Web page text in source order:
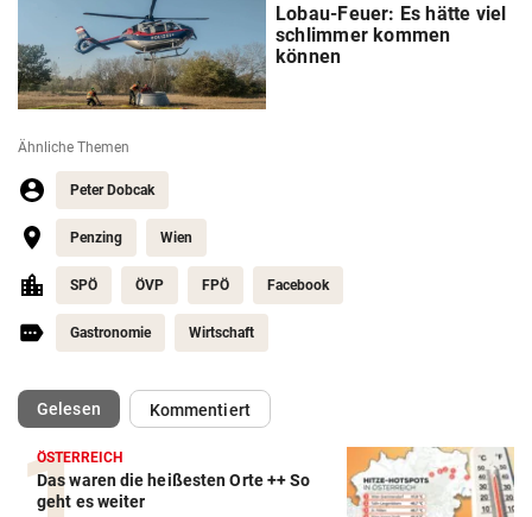
Lobau-Feuer: Es hätte viel
schlimmer kommen
können
Ähnliche Themen
Peter Dobcak
Penzing Wien
SPÖ ÖVP FPÖ Facebook
Gastronomie Wirtschaft
Gelesen(ausgewählt)Kommentiert
ÖSTERREICH
Das waren die heißesten Orte ++ So
geht es weiter